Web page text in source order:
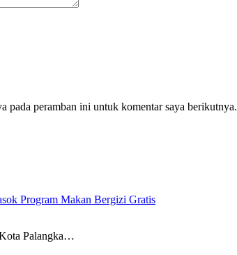
pada peramban ini untuk komentar saya berikutnya.
Program Makan Bergizi Gratis
Palangka…